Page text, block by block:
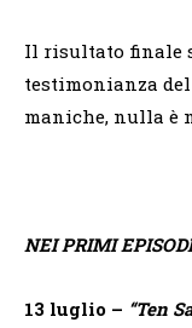
Il risultato finale
testimonianza
maniche, nulla è
NEI PRIMI
13 luglio – “Ten